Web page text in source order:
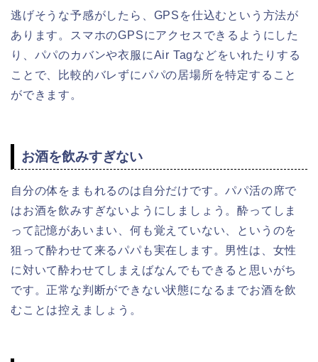
逃げそうな予感がしたら、GPSを仕込むという方法が
あります。スマホのGPSにアクセスできるようにした
り、パパのカバンや衣服にAir Tagなどをいれたりする
ことで、比較的バレずにパパの居場所を特定すること
ができます。
お酒を飲みすぎない
自分の体をまもれるのは自分だけです。パパ活の席で
はお酒を飲みすぎないようにしましょう。酔ってしま
って記憶があいまい、何も覚えていない、というのを
狙って酔わせて来るパパも実在します。男性は、女性
に対いて酔わせてしまえばなんでもできると思いがち
です。正常な判断ができない状態になるまでお酒を飲
むことは控えましょう。